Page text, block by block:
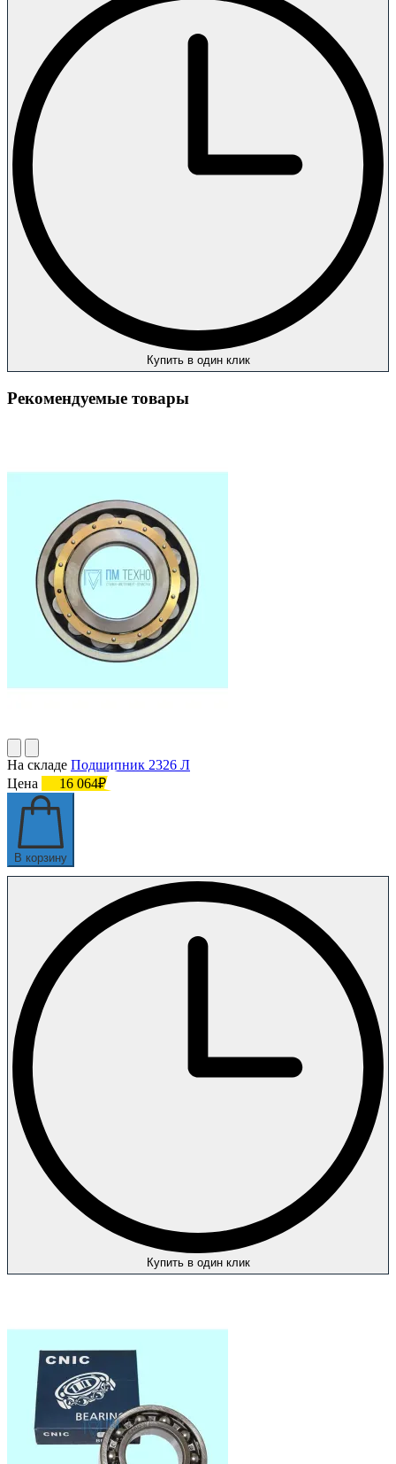
Купить в один клик
Рекомендуемые товары
На складе Подшипник 2326 Л
Цена
16 064₽
В корзину
Купить в один клик